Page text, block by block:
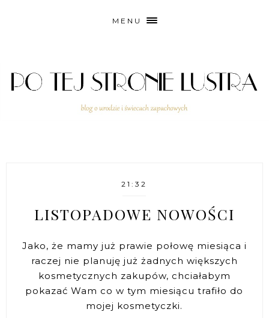
MENU
21:32
LISTOPADOWE NOWOŚCI
Jako, że mamy już prawie połowę miesiąca i
raczej nie planuję już żadnych większych
kosmetycznych zakupów, chciałabym
pokazać Wam co w tym miesiącu trafiło do
mojej kosmetyczki.